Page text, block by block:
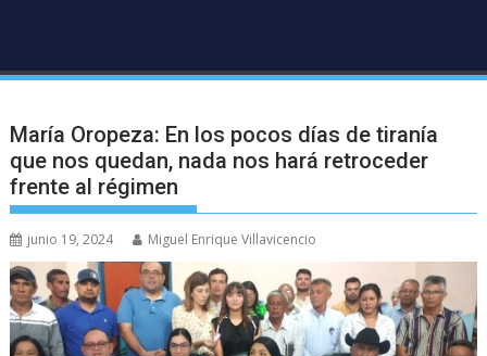
María Oropeza: En los pocos días de tiranía
que nos quedan, nada nos hará retroceder
frente al régimen
junio 19, 2024 Miguel Enrique Villavicencio